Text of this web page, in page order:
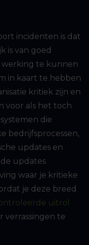
incidenten is dat
is van goed
werking te kunnen
in kaart te hebben
kritiek zijn en
voor als het toch
die
bedrijfsprocessen,
updates en
updates
waar je kritieke
je deze breed
uitrol
verrassingen te